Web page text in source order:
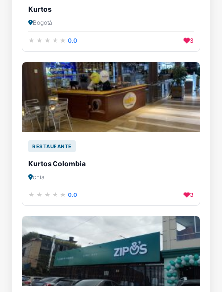
Kurtos
Bogotá
0.0 3
RESTAURANTE
Kurtos Colombia
chia
0.0 3